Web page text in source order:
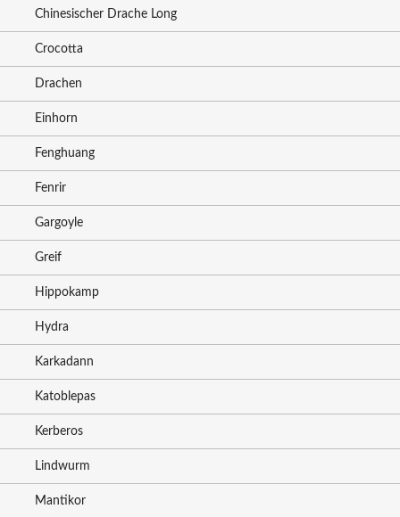
Chinesischer Drache Long
Crocotta
Drachen
Einhorn
Fenghuang
Fenrir
Gargoyle
Greif
Hippokamp
Hydra
Karkadann
Katoblepas
Kerberos
Lindwurm
Mantikor